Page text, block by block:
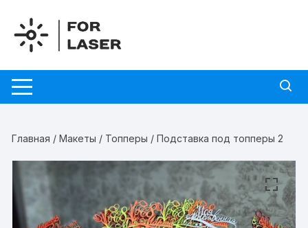
содержимому
Главная /Макеты / Топперы / Подставка под топперы 2